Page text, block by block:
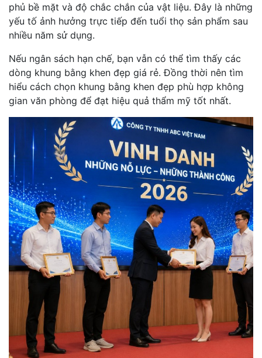
phủ bề mặt và độ chắc chắn của vật liệu. Đây là những
yếu tố ảnh hưởng trực tiếp đến tuổi thọ sản phẩm sau
nhiều năm sử dụng.
Nếu ngân sách hạn chế, bạn vẫn có thể tìm thấy các
dòng khung bằng khen đẹp giá rẻ. Đồng thời nên tìm
hiểu cách chọn khung bằng khen đẹp phù hợp không
gian văn phòng để đạt hiệu quả thẩm mỹ tốt nhất.